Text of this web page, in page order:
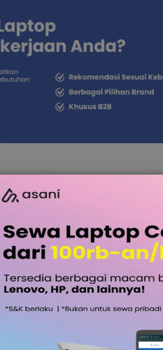
Piutang?
mengkategorikan piutang
jangka waktuinvoice
dengan istilah umur piutang
secara berkala karena